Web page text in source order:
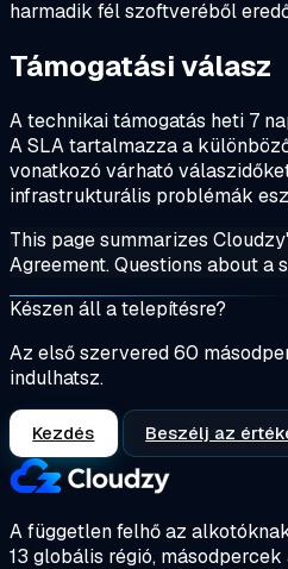
harmadik fél szoftveréből
Támogatási válasz
A technikai támogatás heti 7
A SLA tartalmazza a
vonatkozó várható
infrastrukturális problémák
This page summarizes
Agreement. Questions about a
Készen áll a telepítésre?
Az első szervered 60
indulhatsz.
Kezdés Beszélj az
A független felhő az
13 globális régió, másodpercek